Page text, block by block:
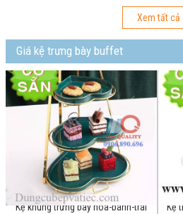
Xem tất cả
Giá kệ trưng bày buffet
Kệ trưng bày buffet Hàn Quốc cao